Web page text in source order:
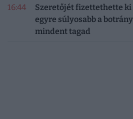
16:44
Szeretőjét fizettethette
egyre súlyosabb a
mindent tagad